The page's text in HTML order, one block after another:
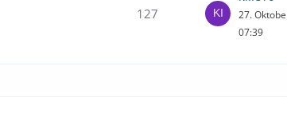
127
27.
07:39